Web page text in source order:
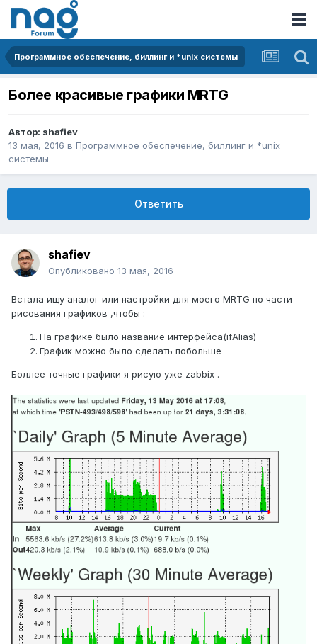
Программное обеспечение, биллинг и *unix системы
Более красивые графики MRTG
Автор: shafiev
13 мая, 2016 в Программное обеспечение, биллинг и *unix
системы
Ответить
shafiev
Опубликовано 13 мая, 2016
Встала ищу аналог или настройки для моего MRTG по части
рисования графиков ,чтобы :
На графике было название интерфейса(ifAlias)
График можно было сделать побольше
Боллее точные графики я рисую уже zabbix .